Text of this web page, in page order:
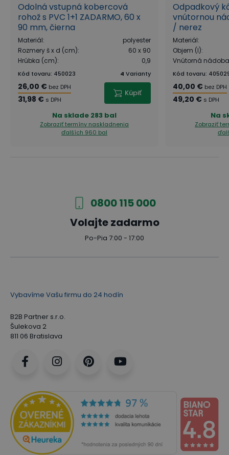
Odolná vstupná kobercová
rohož s PVC 1+1 ZADARMO, 60 x
90 mm, čierna
Materiál:
polyester
Rozmery š x d (cm):
60 x 90
Hrúbka (cm): 0,9
Kód tovaru: 450023 4 Varianty
26,00 € bez DPH
31,98 € s DPH
Kúpiť
Na sklade 283 bal
Zobraziť termíny naskladnenia
ďalších 960 bal
Odpadkový
vnútornou
/ nerez
Materiál:
Objem (l):
Vnútorná nádoba
Kód tovaru:
40,00 € bez DPH
49,20 € s DPH
Na
Zobraziť
0800 115 000
Volajte zadarmo
Po-Pia 7:00 - 17:00
Vybavíme Vašu firmu do 24 hodín
B2B Partner s.r.o.
Šulekova 2
811 06 Bratislava